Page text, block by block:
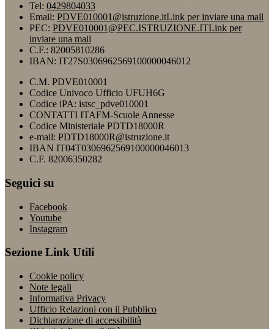
Tel: 0429804033
Email: PDVE010001@istruzione.itLink per inviare una mail
PEC: PDVE010001@PEC.ISTRUZIONE.ITLink per
inviare una mail
C.F.: 82005810286
IBAN: IT27S0306962569100000046012
C.M. PDVE010001
Codice Univoco Ufficio UFUH6G
Codice iPA: istsc_pdve010001
CONTATTI ITAFM-Scuole Annesse
Codice Ministeriale PDTD18000R
e-mail: PDTD18000R@istruzione.it
IBAN IT04T0306962569100000046013
C.F. 82006350282
Seguici su
Facebook
Youtube
Instagram
Sezione Link Utili
Cookie policy
Note legali
Informativa Privacy
Ufficio Relazioni con il Pubblico
Dichiarazione di accessibilità